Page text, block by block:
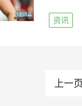
资讯
上一页